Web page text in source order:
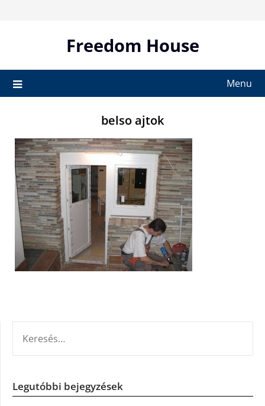
Freedom House
Menu
belso ajtok
Legutóbbi bejegyzések